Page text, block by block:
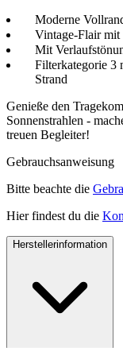
Moderne
Vintage-Flair
Mit
Filterkategorie 3
Strand
Genieße den
Sonnenstrahlen -
treuen Begleiter!
Gebrauchsanweisung
Bitte beachte die
Hier findest du die
Herstellerinformation